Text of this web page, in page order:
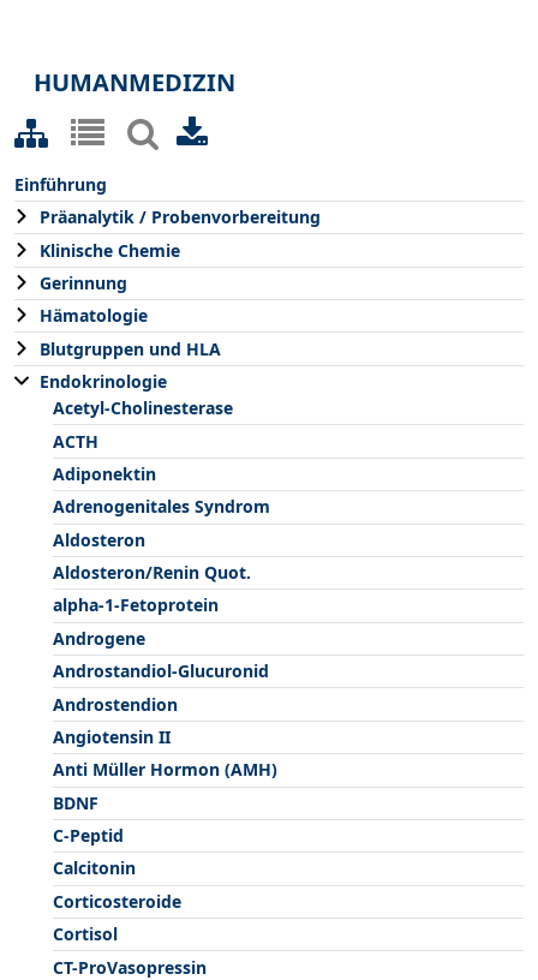
HUMANMEDIZIN
Einführung
Präanalytik / Probenvorbereitung
Klinische Chemie
Gerinnung
Hämatologie
Blutgruppen und HLA
Endokrinologie
Acetyl-Cholinesterase
ACTH
Adiponektin
Adrenogenitales Syndrom
Aldosteron
Aldosteron/Renin Quot.
alpha-1-Fetoprotein
Androgene
Androstandiol-Glucuronid
Androstendion
Angiotensin II
Anti Müller Hormon (AMH)
BDNF
C-Peptid
Calcitonin
Corticosteroide
Cortisol
CT-ProVasopressin